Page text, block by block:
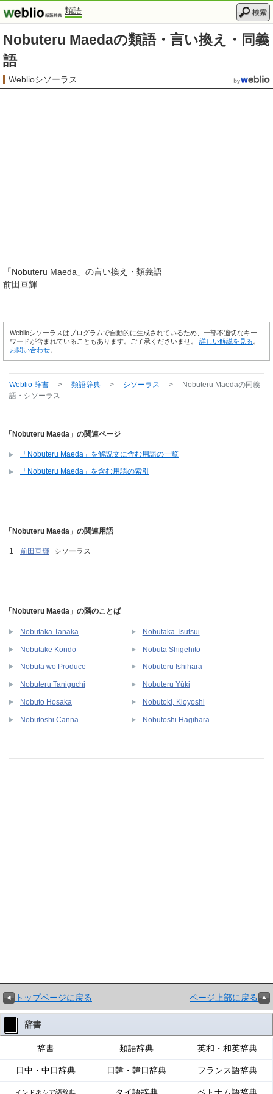
類語 検索
Nobuteru Maedaの類語・言い換え・同義
語
Weblioシソーラス
「Nobuteru Maeda 」の言い換え・類義語
前田亘輝
Weblioシソーラスはプログラムで自動的に生成されているため、一部不適切なキー
ワードが含まれていることもあります。ご了承くださいませ。 詳しい解説を見る
お問い合わせ
Weblio 辞書 > 類語辞典 > シソーラス > Nobuteru Maedaの同義
語・シソーラス
「Nobuteru Maeda」の関連ページ
「Nobuteru Maeda」を解説文に含む用語の一覧
「Nobuteru Maeda」を含む用語の索引
「Nobuteru Maeda」の関連用語
前田亘輝 シソーラス
「Nobuteru Maeda」の隣のことば
Nobutaka Tanaka Nobutaka Tsutsui
Nobutake Kondō Nobuta Shigehito
Nobuta wo Produce Nobuteru Ishihara
Nobuteru Taniguchi Nobuteru Yūki
Nobuto Hosaka Nobutoki, Kioyoshi
Nobutoshi Canna Nobutoshi Hagihara
トップページに戻る ページ上部に戻る
辞書
辞書 類語辞典 英和・和英辞典
日中・中日辞典 日韓・韓日辞典 フランス語辞典
インドネシア語辞典